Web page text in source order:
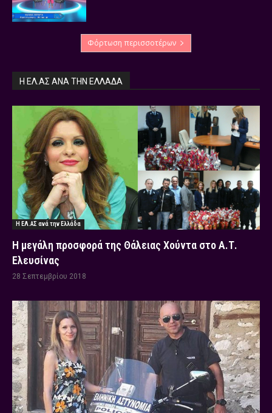
Φόρτωση περισσοτέρων
Η ΕΛ.ΑΣ ΑΝΆ ΤΗΝ ΕΛΛΆΔΑ
Η ΕΛ.ΑΣ ανά την Ελλάδα
Η μεγάλη προσφορά της Θάλειας Χούντα στο Α.Τ.
Ελευσίνας
28 Σεπτεμβρίου 2018